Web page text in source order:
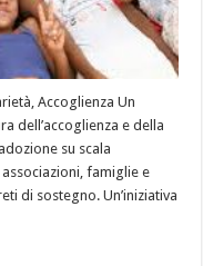
Accoglienza Un
dell’accoglienza e della
su scala
famiglie e
di sostegno. Un’iniziativa